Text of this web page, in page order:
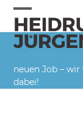
Skip
content
Open
mobile
menu
Close
mobile
menu
neuen Job –
dabei!